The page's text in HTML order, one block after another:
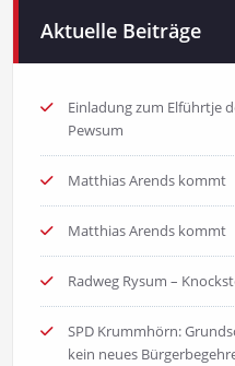
Aktuelle Beiträge
Einladung zum Elführtje
Pewsum
Matthias Arends kommt
Matthias Arends kommt
Radweg Rysum –
SPD Krummhörn:
kein neues